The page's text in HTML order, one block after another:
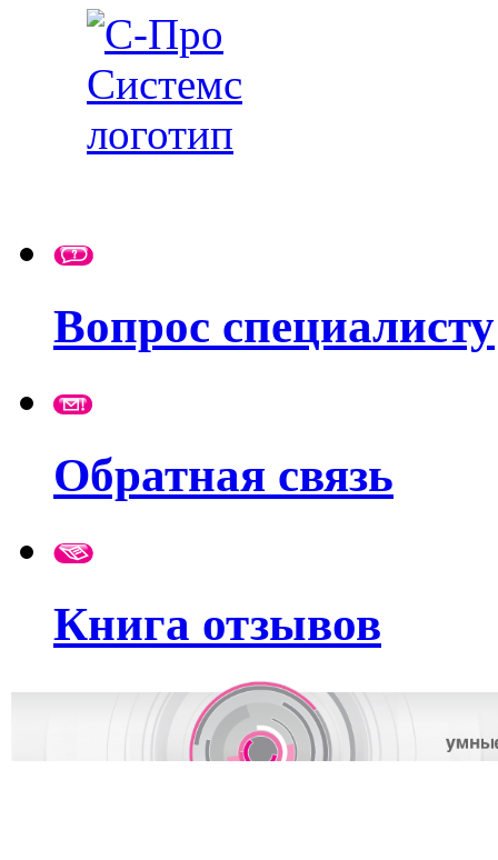
Вопрос специалисту
Обратная связь
Книга отзывов